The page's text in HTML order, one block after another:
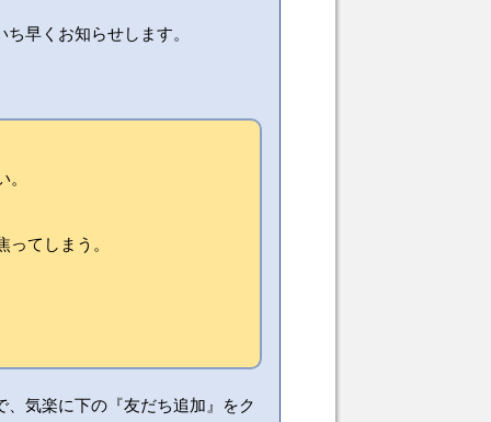
早くお知らせします。
てしまう。
気楽に下の『友だち追加』をク